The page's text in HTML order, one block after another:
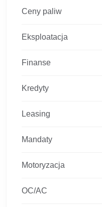
Ceny paliw
Eksploatacja
Finanse
Kredyty
Leasing
Mandaty
Motoryzacja
OC/AC